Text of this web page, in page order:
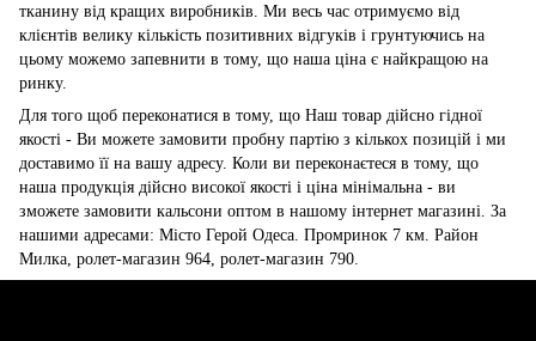
тканину від кращих виробників. Ми весь час отримуємо від
клієнтів велику кількість позитивних відгуків і грунтуючись на
цьому можемо запевнити в тому, що наша ціна є найкращою на
ринку.
Для того щоб переконатися в тому, що Наш товар дійсно гідної
якості - Ви можете замовити пробну партію з кількох позицій і ми
доставимо її на вашу адресу. Коли ви переконаєтеся в тому, що
наша продукція дійсно високої якості і ціна мінімальна - ви
зможете замовити кальсони оптом в нашому інтернет магазині. За
нашими адресами: Місто Герой Одеса. Промринок 7 км. Район
Милка, ролет-магазин 964, ролет-магазин 790.